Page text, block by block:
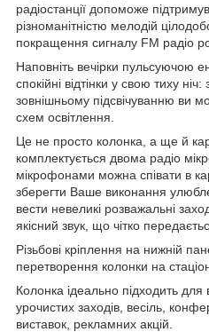
радіостанції допоможе
різноманітністю мелодій
покращення сигналу FM радіо
Наповніть вечірки пульсуючою
спокійні відтінки у свою тиху
зовнішньому підсвічуванню ви
схем освітлення.
Це не просто колонка, а ще й
комплектується двома радіо
мікрофонами можна співати в
зберегти Ваше виконання
вести невеликі розважальні
якісний звук, що чітко
Різьбові кріплення на нижній
перетворення колонки на
Колонка ідеально підходить для
урочистих заходів, весіль,
виставок, рекламних акцій.